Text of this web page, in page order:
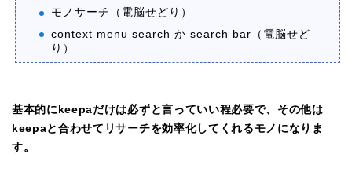
モノサーチ（電脳せどり）
context menu search か search bar（電脳せど
り）
基本的にkeepaだけは必ずと言っていい程必要で、その他は
keepaと合わせてリサーチを効率化してくれるモノになりま
す。